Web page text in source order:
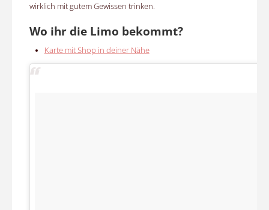
wirklich mit gutem Gewissen trinken.
Wo ihr die Limo bekommt?
Karte mit Shop in deiner Nähe